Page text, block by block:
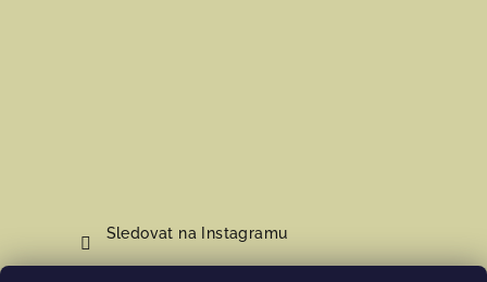
Sledovat na Instagramu